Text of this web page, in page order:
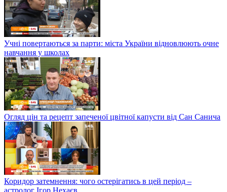
Учні повертаються за парти: міста України відновлюють очне
навчання у школах
Огляд цін та рецепт запеченої цвітної капусти від Сан Санича
Коридор затемнення: чого остерігатись в цей період –
астролог Ігор Нехаєв